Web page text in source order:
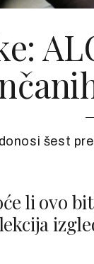
šest
li ovo